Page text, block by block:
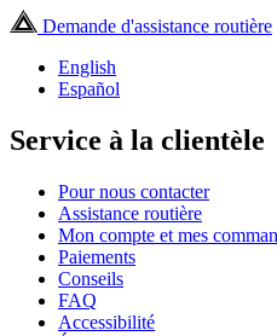
Demande d'assistance routière
English
Español
Service à la clientèle
Pour nous contacter
Assistance routière
Mon compte et mes
Paiements
Conseils
FAQ
Accessibilité